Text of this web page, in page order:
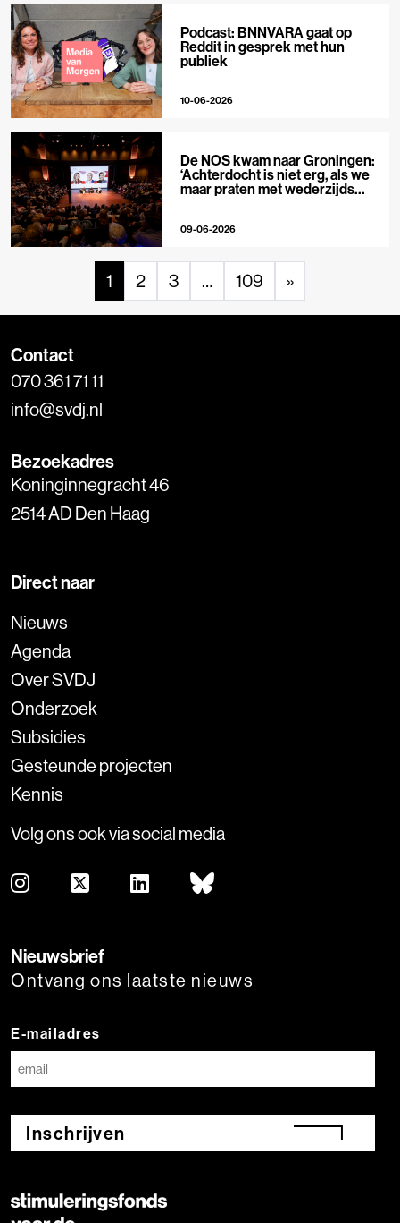
Podcast: BNNVARA gaat op
Reddit in gesprek met hun
publiek
10-06-2026
De NOS kwam naar Groningen:
‘Achterdocht is niet erg, als we
maar praten met wederzijds
09-06-2026
1 2 3 … 109 »
Contact
070 361 71 11
info@svdj.nl
Bezoekadres
Koninginnegracht 46
2514 AD Den Haag
Direct naar
Nieuws
Agenda
Over SVDJ
Onderzoek
Subsidies
Gesteunde projecten
Kennis
Volg ons ook via social media
Nieuwsbrief
Ontvang ons laatste nieuws
E-mailadres
Inschrijven